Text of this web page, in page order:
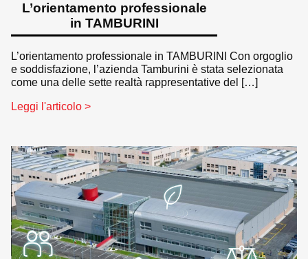
L’orientamento professionale
in TAMBURINI
L’orientamento professionale in TAMBURINI Con orgoglio
e soddisfazione, l’azienda Tamburini è stata selezionata
come una delle sette realtà rappresentative del […]
Leggi l'articolo >